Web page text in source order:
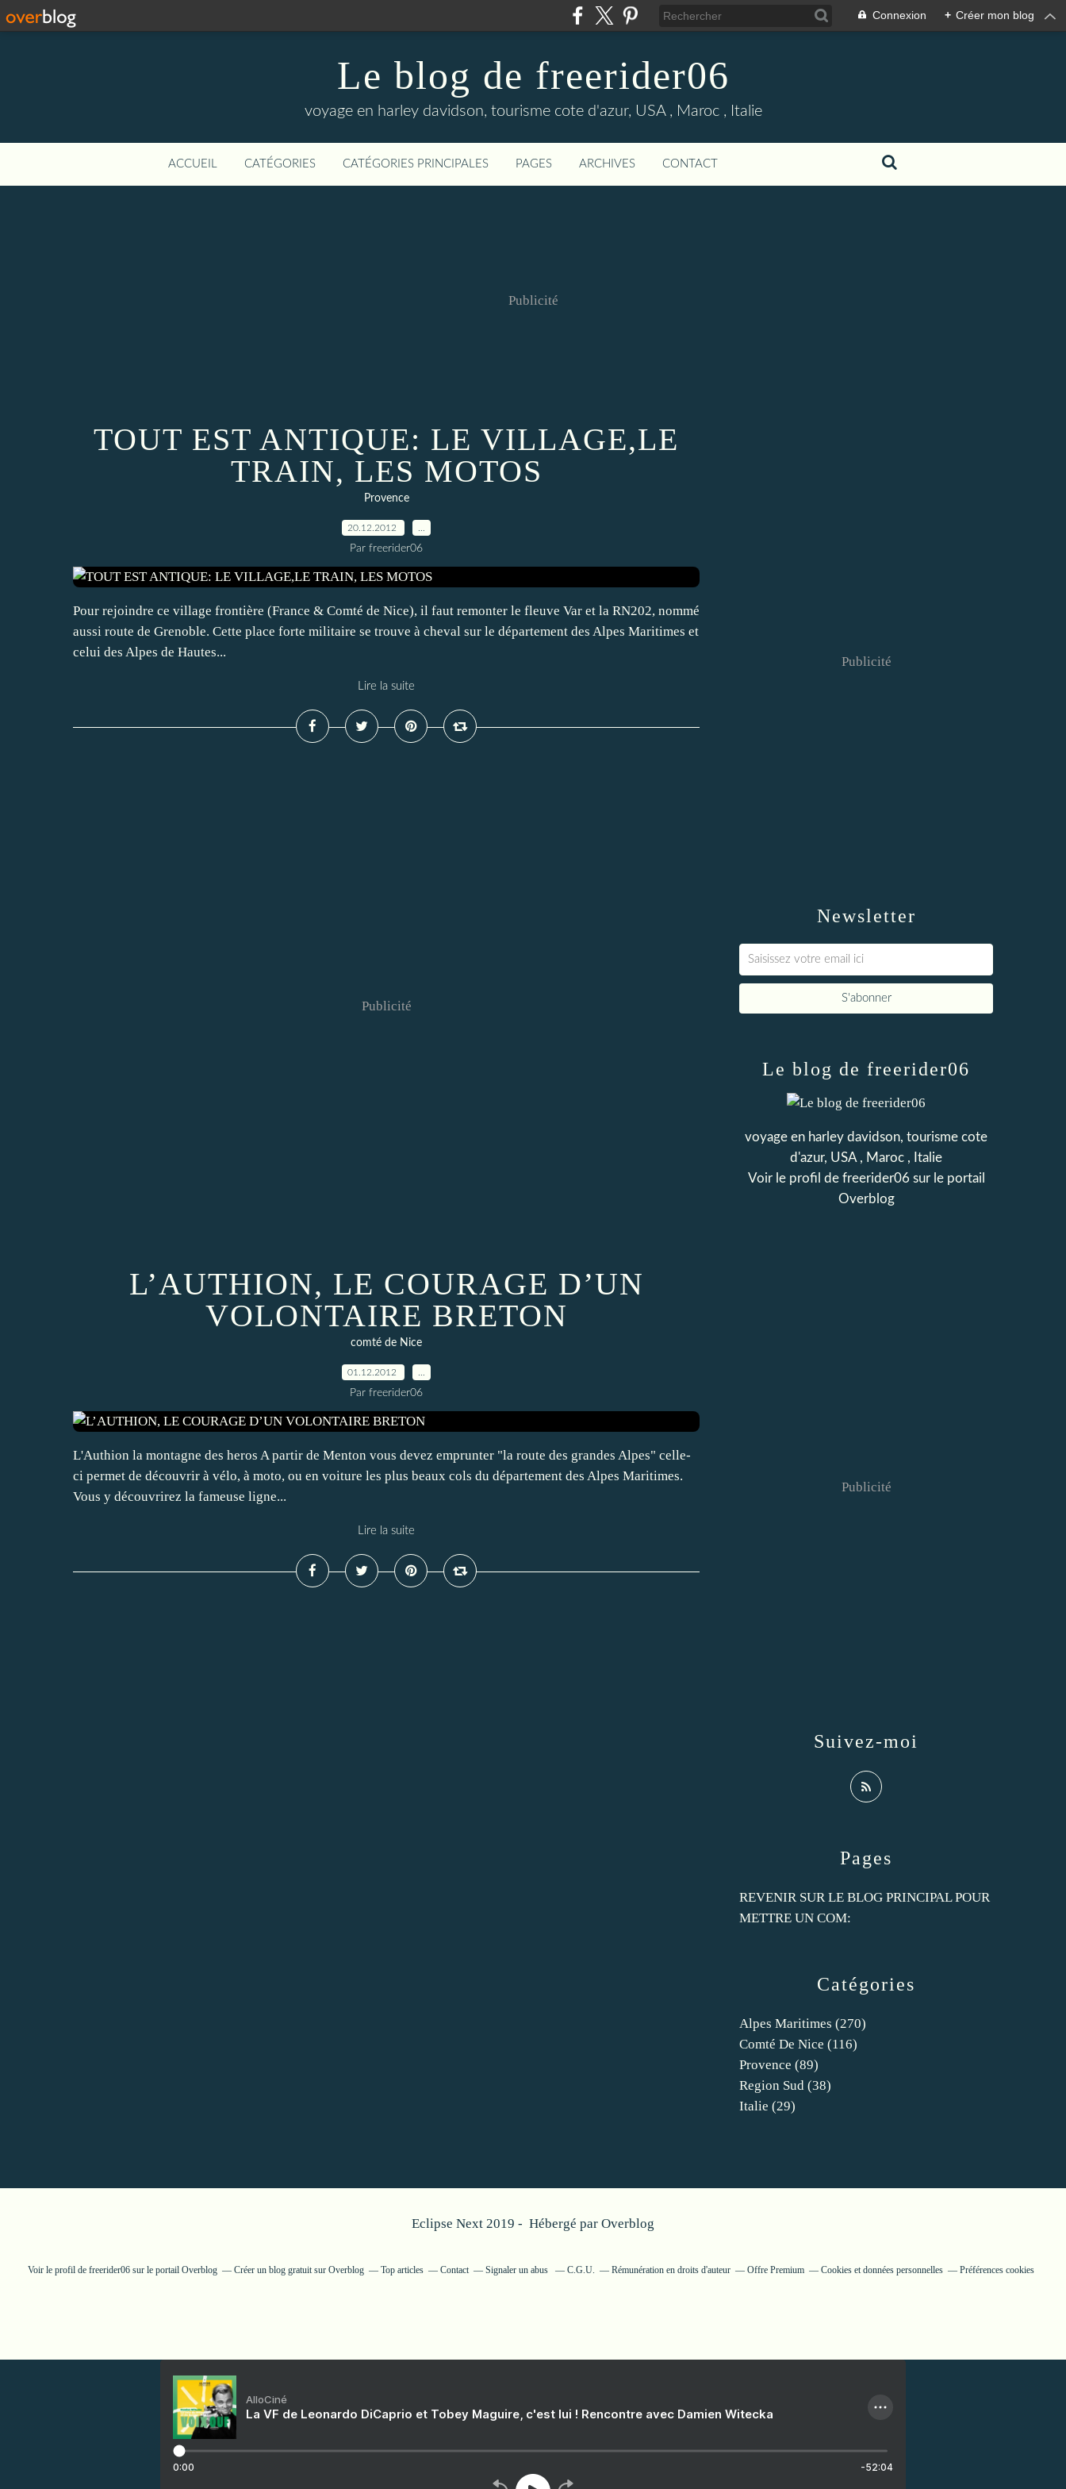
Connexion + Créer mon blog
Le blog de freerider06
voyage en harley davidson, tourisme cote d'azur, USA , Maroc , Italie
ACCUEIL CATÉGORIES CATÉGORIES PRINCIPALES PAGES ARCHIVES CONTACT
Publicité
TOUT EST ANTIQUE: LE VILLAGE,LE
TRAIN, LES MOTOS
Provence
20.12.2012
Par freerider06
Pour rejoindre ce village frontière (France & Comté de Nice), il faut remonter le fleuve Var et la RN202, nommé
aussi route de Grenoble. Cette place forte militaire se trouve à cheval sur le département des Alpes Maritimes et
celui des Alpes de Hautes...
Lire la suite
Publicité
L’AUTHION, LE COURAGE D’UN
VOLONTAIRE BRETON
comté de Nice
01.12.2012
Par freerider06
L'Authion la montagne des heros A partir de Menton vous devez emprunter "la route des grandes Alpes" celle-
ci permet de découvrir à vélo, à moto, ou en voiture les plus beaux cols du département des Alpes Maritimes.
Vous y découvrirez la fameuse ligne...
Lire la suite
Newsletter
Publicité
Catégories
Alpes Maritimes (270)
Comté De Nice (116)
Provence (89)
Region Sud (38)
Italie (29)
Pages
REVENIR SUR LE BLOG PRINCIPAL POUR
METTRE UN COM:
Le blog de freerider06
voyage en harley davidson, tourisme cote
d'azur, USA , Maroc , Italie
Voir le profil de freerider06 sur le portail
Overblog
Suivez-moi
Publicité
Eclipse Next 2019 - Hébergé par Overblog
Voir le profil de freerider06sur le portail Overblog Créer un blog gratuit sur Overblog Top articles Contact Signaler un abus C.G.U. Rémunération en droits d'auteur Offre Premium Cookies et données personnelles Préférences cookies
AlloCiné
La VF de Leonardo DiCaprio et Tobey Maguire, c'est lui ! Rencontre avec Damien Witecka
0:00 -52:04